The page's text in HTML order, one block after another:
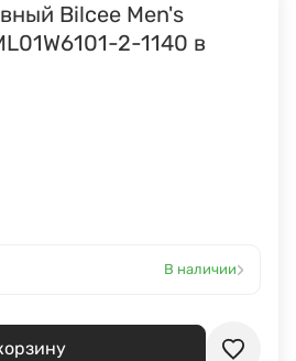
Bilcee Men's
2-1140 в
В наличии›